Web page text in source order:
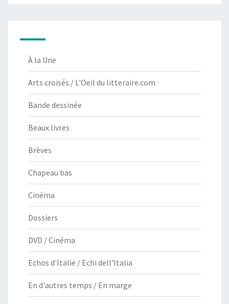
À la Une
Arts croisés / L'Oeil du litteraire.com
Bande dessinée
Beaux livres
Brèves
Chapeau bas
Cinéma
Dossiers
DVD / Cinéma
Echos d'Italie / Echi dell'Italia
En d'autres temps / En marge